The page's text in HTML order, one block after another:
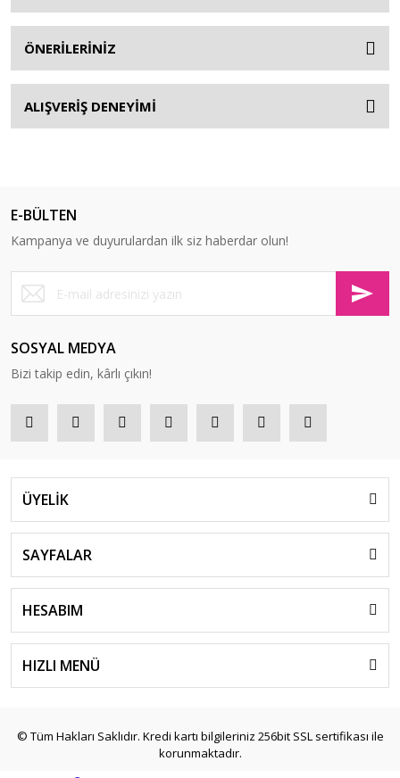
ÖNERİLERİNİZ
ALIŞVERİŞ DENEYİMİ
E-BÜLTEN
Kampanya ve duyurulardan ilk siz haberdar olun!
SOSYAL MEDYA
Bizi takip edin, kârlı çıkın!
ÜYELİK
SAYFALAR
HESABIM
HIZLI MENÜ
© Tüm Hakları Saklıdır. Kredi kartı bilgileriniz 256bit SSL sertifikası ile
korunmaktadır.